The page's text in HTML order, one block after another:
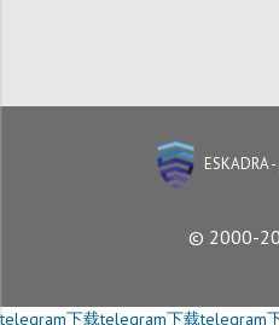
ESKADRA
© 2000-
telegram下载telegram下载telegram